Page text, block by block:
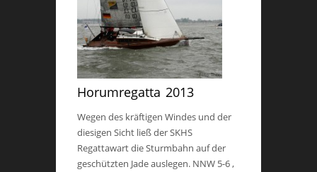
Horumregatta 2013
Wegen des kräftigen Windes und der
diesigen Sicht ließ der SKHS
Regattawart die Sturmbahn auf der
geschützten Jade auslegen. NNW 5-6 ,